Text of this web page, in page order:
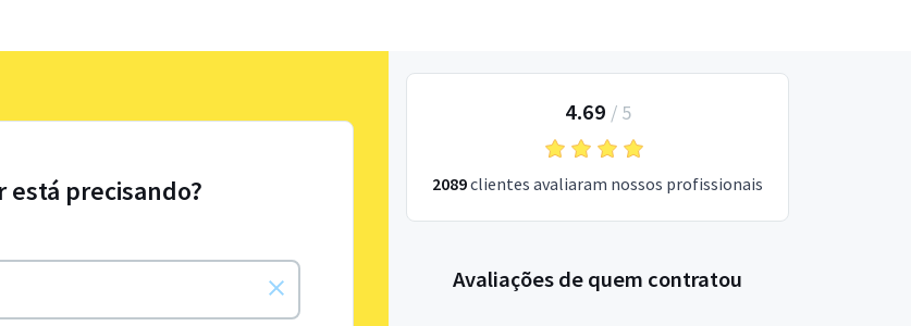
está precisando?
4.69 / 5
2089clientes avaliaram nossos profissionais
Avaliações de quem contratou